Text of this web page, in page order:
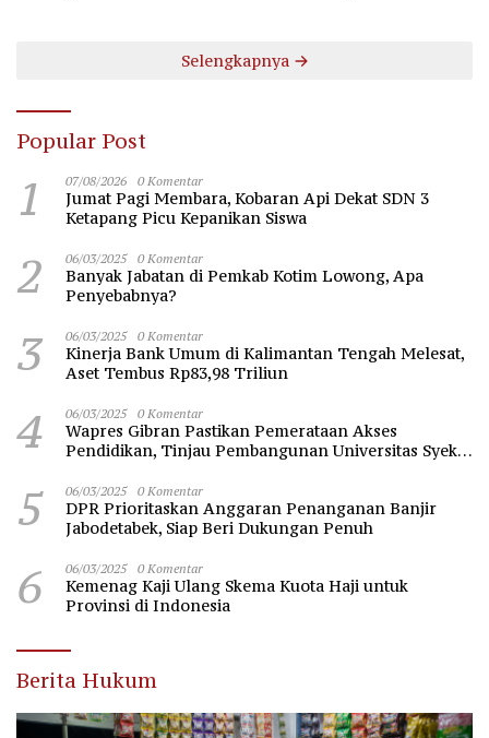
Selengkapnya
Popular Post
1 07/08/2026 0 Komentar
Jumat Pagi Membara, Kobaran Api Dekat SDN 3
Ketapang Picu Kepanikan Siswa
2 06/03/2025 0 Komentar
Banyak Jabatan di Pemkab Kotim Lowong, Apa
Penyebabnya?
3 06/03/2025 0 Komentar
Kinerja Bank Umum di Kalimantan Tengah Melesat,
Aset Tembus Rp83,98 Triliun
4 06/03/2025 0 Komentar
Wapres Gibran Pastikan Pemerataan Akses
Pendidikan, Tinjau Pembangunan Universitas Syekh
5 06/03/2025 0 Komentar
DPR Prioritaskan Anggaran Penanganan Banjir
Jabodetabek, Siap Beri Dukungan Penuh
6 06/03/2025 0 Komentar
Kemenag Kaji Ulang Skema Kuota Haji untuk
Provinsi di Indonesia
Berita Hukum